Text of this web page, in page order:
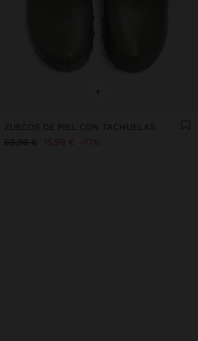
+
ZUECOS DE PIEL CON TACHUELAS
69,99 € 15,99 € 77%